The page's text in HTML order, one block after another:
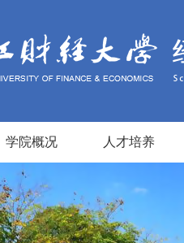
学院概况 人才培养